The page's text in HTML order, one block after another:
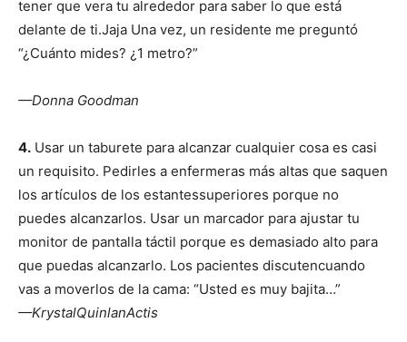
tener que vera tu alrededor para saber lo que está
delante de ti.Jaja Una vez, un residente me preguntó
“¿Cuánto mides? ¿1 metro?”
—Donna Goodman
4. Usar un taburete para alcanzar cualquier cosa es casi
un requisito. Pedirles a enfermeras más altas que saquen
los artículos de los estantessuperiores porque no
puedes alcanzarlos. Usar un marcador para ajustar tu
monitor de pantalla táctil porque es demasiado alto para
que puedas alcanzarlo. Los pacientes discutencuando
vas a moverlos de la cama: “Usted es muy bajita…”
—KrystalQuinlanActis